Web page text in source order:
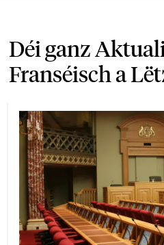
Déi ganz
Franséisch a